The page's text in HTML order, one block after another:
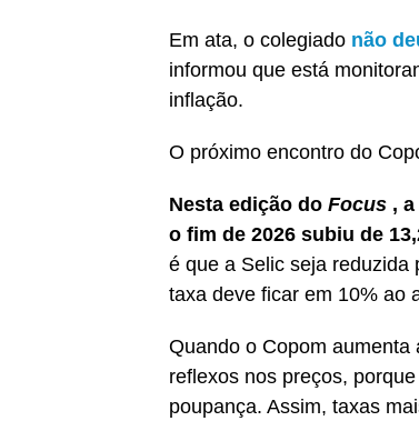
Em ata, o colegiado não
informou que está
inflação.
O próximo encontro do
Nesta edição do Focus ,
o fim de 2026 subiu de
é que a Selic seja reduzida
taxa deve ficar em 10% ao
Quando o Copom
reflexos nos preços,
poupança. Assim, taxas